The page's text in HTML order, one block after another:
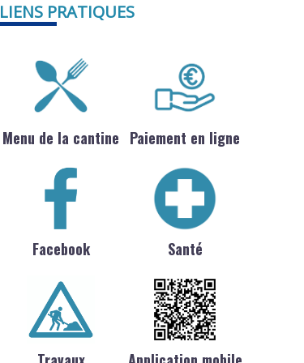
LIENS PRATIQUES
Menu de la cantine Paiement en ligne
Facebook Santé